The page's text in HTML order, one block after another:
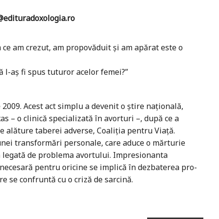
am crezut, am propovăduit și am apărat este o
l-aș fi spus tuturor acelor femei?”
Acest act simplu a devenit o știre națională,
– o clinică specializată în avorturi –, după ce a
alăture taberei adverse, Coaliția pentru Viață.
transformări personale, care aduce o mărturie
de problema avortului. Impresionanta
pentru oricine se implică în dezbaterea pro-
se confruntă cu o criză de sarcină.